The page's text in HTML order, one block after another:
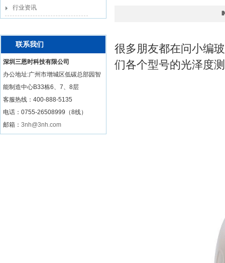
行业资讯
联系我们
深圳三恩时科技有限公司
办公地址:广州市增城区低碳总部园智
能制造中心B33栋6、7、8层
客服热线： 400-888-5135
电话：0755-26508999（8线）
邮箱： 3nh@3nh.com
很多朋友都在问小编
们各个型号的光泽度